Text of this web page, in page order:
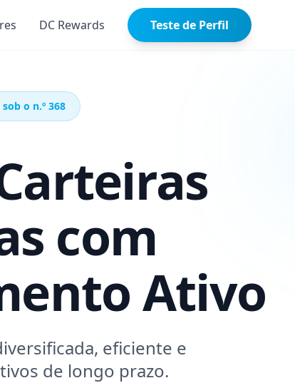
DC Rewards Teste de Perfil
o n.º 368
com
Ativo
eficiente e
de longo prazo.